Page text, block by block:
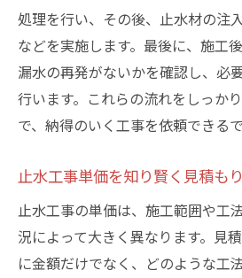
処理を行い、その後、止水材の注
などを実施します。最後に、施工
漏水の再発がないかを確認し、必
行います。これらの流れをしっか
で、納得のいく工事を依頼できるで
止水工事単価を知り賢く見積も
止水工事の単価は、施工範囲や工
況によって大きく異なります。見
に金額だけでなく、どのような工